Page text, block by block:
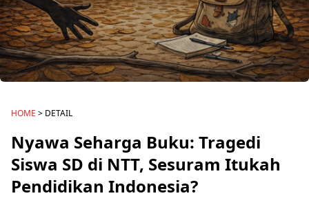
HOME > DETAIL
Nyawa Seharga Buku: Tragedi
Siswa SD di NTT, Sesuram Itukah
Pendidikan Indonesia?